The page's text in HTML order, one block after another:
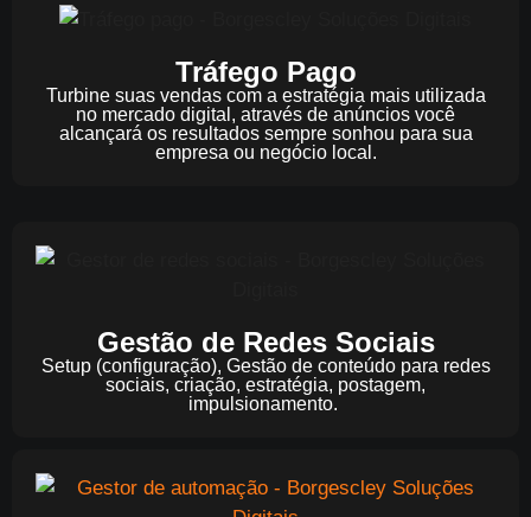
Tráfego Pago
Turbine suas vendas com a estratégia mais utilizada
no mercado digital, através de anúncios você
alcançará os resultados sempre sonhou para sua
empresa ou negócio local.
Gestão de Redes Sociais
Setup (configuração), Gestão de conteúdo para redes
sociais, criação, estratégia, postagem,
impulsionamento.